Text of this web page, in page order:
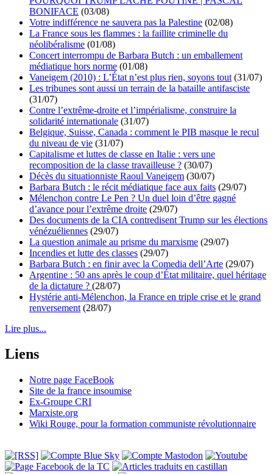
BONIFACE (03/08)
Votre indifférence ne sauvera pas la Palestine (02/08)
La France sous les flammes : la faillite criminelle du
néolibéralisme (01/08)
Concert interrompu de Barbara Butch : un emballement
médiatique hors norme (01/08)
Vaneigem (2010) : L’État n’est plus rien, soyons tout (31/07)
Les tribunes sont aussi un terrain de la bataille antifasciste
(31/07)
Contre l’extrême-droite et l’impérialisme, construire la
solidarité internationale (31/07)
Belgique, Suisse, Canada : comment le PIB masque le recul
du niveau de vie (31/07)
Capitalisme et luttes de classe en Italie : vers une
recomposition de la classe travailleuse ? (30/07)
Décès du situationniste Raoul Vaneigem (30/07)
Barbara Butch : le récit médiatique face aux faits (29/07)
Mélenchon contre Le Pen ? Un duel loin d’être gagné
d’avance pour l’extrême droite (29/07)
Des documents de la CIA contredisent Trump sur les élections
vénézuéliennes (29/07)
La question animale au prisme du marxisme (29/07)
Incendies et lutte des classes (29/07)
Barbara Butch : en finir avec la Comedia dell’Arte (29/07)
Argentine : 50 ans après le coup d’État militaire, quel héritage
de la dictature ? (28/07)
Hystérie anti-Mélenchon, la France en triple crise et le grand
renversement (28/07)
Lire plus...
Liens
Notre page FaceBook
Site de la france insoumise
Ex-Groupe CRI
Marxiste.org
Wiki Rouge, pour la formation communiste révolutionnaire